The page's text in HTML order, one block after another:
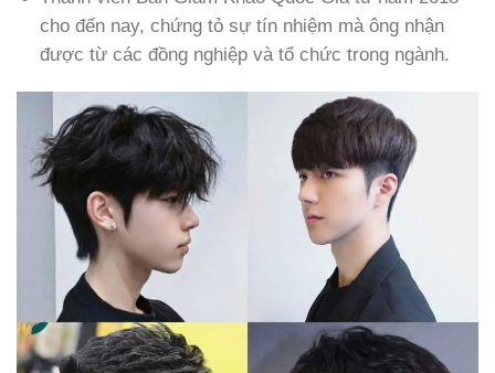
cho đến nay, chứng tỏ sự tín nhiệm mà ông nhận
được từ các đồng nghiệp và tổ chức trong ngành.